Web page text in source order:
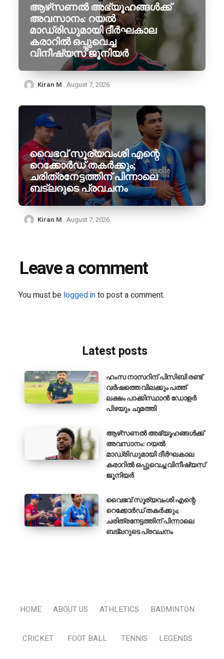
ആഴ്‌സണൽ അഭ്യൂഹങ്ങൾക്ക്
അവസാനം: റയൽ
മാഡ്രിഡുമായി ദീർഘകാല
കരാറിൽ ഒപ്പുവെച്ച
വിനീഷ്യസ് ജൂനിയർ
Kiran M August 7, 2026
വൈഭവ് സൂര്യവംശി എന്റെ
റെക്കോർഡ് തകർക്കും;
ചരിത്രനേട്ടത്തിന് പിന്നാലെ
ബട്‌ലറുടെ പ്രവചനം
Kiran M August 7, 2026
Leave a comment
You must be logged into post a comment.
Latest posts
ഹംസ നാസറിന് പിസിബി രണ്ട്
വർഷത്തെ വിലക്കും പത്ത്
ലക്ഷം പാക്കിസ്ഥാൻ ഡോളർ
പിഴയും ചുമത്തി
ആഴ്‌സണൽ അഭ്യൂഹങ്ങൾക്ക്
അവസാനം: റയൽ
മാഡ്രിഡുമായി ദീർഘകാല
കരാറിൽ ഒപ്പുവെച്ച വിനീഷ്യസ്
ജൂനിയർ
വൈഭവ് സൂര്യവംശി എന്റെ
റെക്കോർഡ് തകർക്കും;
ചരിത്രനേട്ടത്തിന് പിന്നാലെ
ബട്‌ലറുടെ പ്രവചനം
HOME ABOUT US ATHLETICS BADMINTON
CRICKET FOOT BALL TENNIS LEGENDS